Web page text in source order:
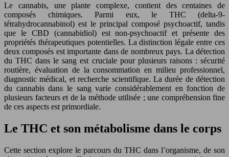
Le cannabis, une plante complexe, contient des centaines de
composés chimiques. Parmi eux, le THC (delta-9-
tétrahydrocannabinol) est le principal composé psychoactif, tandis
que le CBD (cannabidiol) est non-psychoactif et présente des
propriétés thérapeutiques potentielles. La distinction légale entre ces
deux composés est importante dans de nombreux pays. La détection
du THC dans le sang est cruciale pour plusieurs raisons : sécurité
routière, évaluation de la consommation en milieu professionnel,
diagnostic médical, et recherche scientifique. La durée de détection
du cannabis dans le sang varie considérablement en fonction de
plusieurs facteurs et de la méthode utilisée ; une compréhension fine
de ces aspects est primordiale.
Le THC et son métabolisme dans le corps
Cette section explore le parcours du THC dans l’organisme, de son